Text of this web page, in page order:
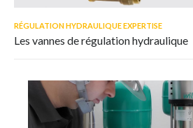
RÉGULATION HYDRAULIQUE EXPERTISE
Les vannes de régulation hydraulique